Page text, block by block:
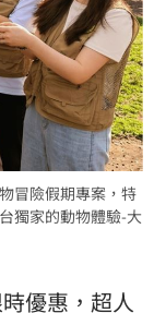
冒險假期專案，特
獨家的動物體驗-大
優惠，超人